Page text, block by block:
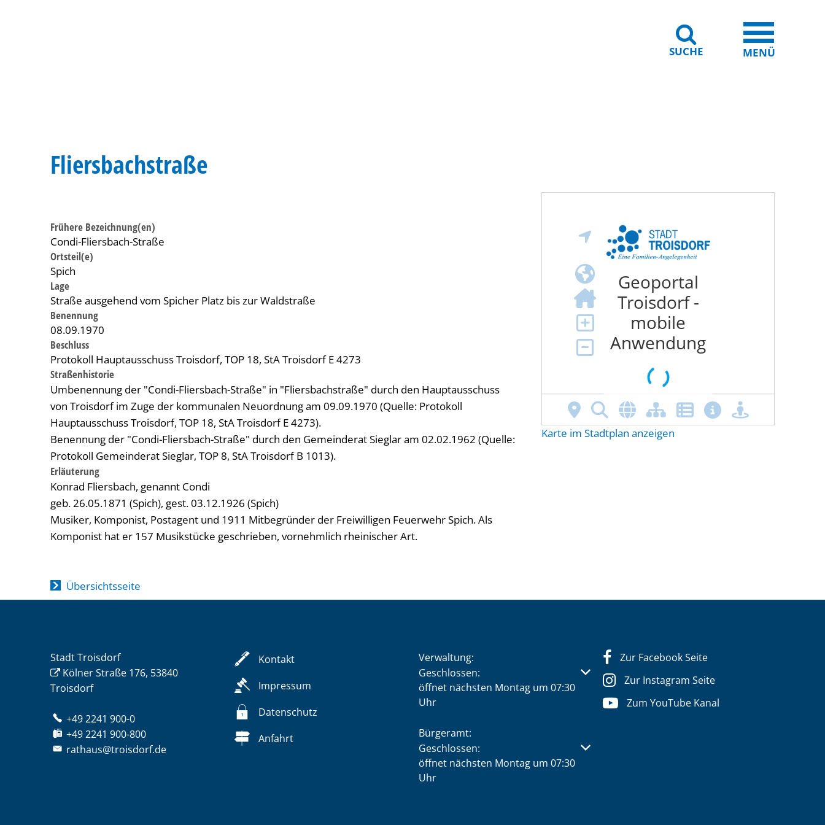
SUCHE MENÜ
Fliersbachstraße
Frühere Bezeichnung(en)
Condi-Fliersbach-Straße
Ortsteil(e)
Spich
Lage
Straße ausgehend vom Spicher Platz bis zur Waldstraße
Benennung
08.09.1970
Beschluss
Protokoll Hauptausschuss Troisdorf, TOP 18, StA Troisdorf E 4273
Straßenhistorie
Umbenennung der "Condi-Fliersbach-Straße" in "Fliersbachstraße" durch den Hauptausschuss
von Troisdorf im Zuge der kommunalen Neuordnung am 09.09.1970 (Quelle: Protokoll
Hauptausschuss Troisdorf, TOP 18, StA Troisdorf E 4273).
Benennung der "Condi-Fliersbach-Straße" durch den Gemeinderat Sieglar am 02.02.1962 (Quelle:
Protokoll Gemeinderat Sieglar, TOP 8, StA Troisdorf B 1013).
Erläuterung
Konrad Fliersbach, genannt Condi
geb. 26.05.1871 (Spich), gest. 03.12.1926 (Spich)
Musiker, Komponist, Postagent und 1911 Mitbegründer der Freiwilligen Feuerwehr Spich. Als
Komponist hat er 157 Musikstücke geschrieben, vornehmlich rheinischer Art.
Übersichtsseite
Karte im Stadtplan anzeigen
Stadt Troisdorf
Kölner Straße 176, 53840
Troisdorf
+49 2241 900-0
+49 2241 900-800
rathaus@troisdorf.de
Kontakt
Impressum
Datenschutz
Anfahrt
Verwaltung:
Klicken, um weitere Öffnungs- oder Schließzeiten auszublenden
Geschlossen:
öffnet nächsten Montag um 07:30
Uhr
Bürgeramt:
Klicken, um weitere Öffnungs- oder Schließzeiten auszublenden
Geschlossen:
öffnet nächsten Montag um 07:30
Uhr
Zur Facebook Seite
Zur Instagram Seite
Zum YouTube Kanal